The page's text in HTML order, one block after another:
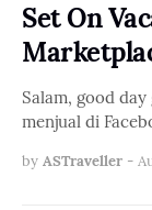
Set On
Salam, good
menjual di
by ASTraveller -